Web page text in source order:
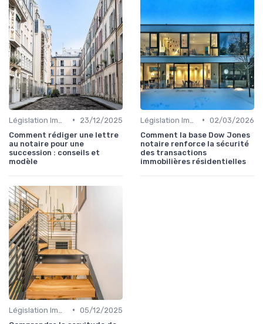
•
23/12/2025
Comment rédiger une lettre
au notaire pour une
succession : conseils et
modèle
• 02/03/2026
Comment la base Dow Jones
notaire renforce la sécurité
des transactions
immobilières résidentielles
• 05/12/2025